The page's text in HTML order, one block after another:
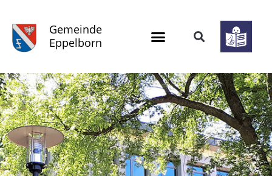
Gemeinde
Eppelborn